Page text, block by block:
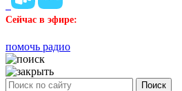
Сейчас в эфире:
помочь радио
Поиск